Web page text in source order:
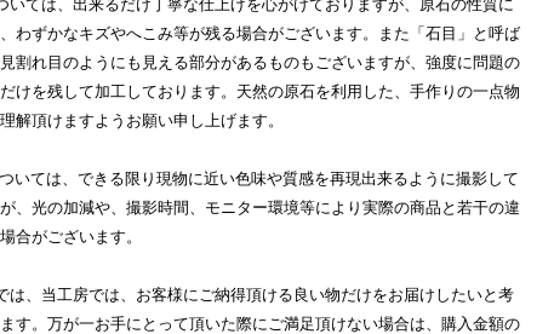
いては、出来るだけ丁寧な仕上げを心がけておりますが、原石の性質に
わずかなキズやへこみ等が残る場合がございます。また「石目」と呼ば
割れ目のようにも見える部分があるものもございますが、強度に問題の
けを残して加工しております。天然の原石を利用した、手作りの一点物
解頂けますようお願い申し上げます。
いては、できる限り現物に近い色味や質感を再現出来るように撮影して
、光の加減や、撮影時間、モニター環境等により実際の商品と若干の違
合がございます。
は、当工房では、お客様にご納得頂ける良い物だけをお届けしたいと考
す。万が一お手にとって頂いた際にご満足頂けない場合は、購入金額の